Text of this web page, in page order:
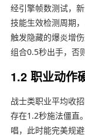
经引擎帧数测试，
技能生效检测周期
触发隐藏的爆炎增
组合0.5秒出手，否
1.2 职业动作
战士类职业平均收
存在1.2秒施法僵直
唱，此时能完美规